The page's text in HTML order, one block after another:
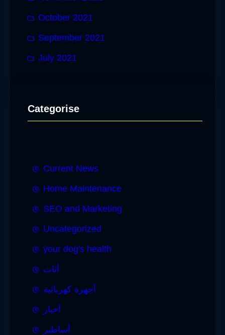
October 2021
September 2021
July 2021
Categorise
Current News
Home Maintenance
SEO and Marketing
Uncategorized
your dog's health
أثاث
أجهزة كهربائية
أخبار
أساطير